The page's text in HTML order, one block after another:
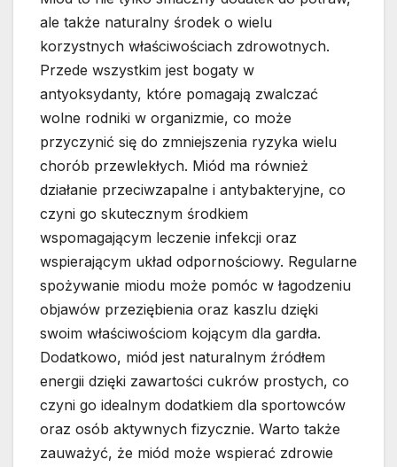
ale także naturalny środek o wielu
korzystnych właściwościach zdrowotnych.
Przede wszystkim jest bogaty w
antyoksydanty, które pomagają zwalczać
wolne rodniki w organizmie, co może
przyczynić się do zmniejszenia ryzyka wielu
chorób przewlekłych. Miód ma również
działanie przeciwzapalne i antybakteryjne, co
czyni go skutecznym środkiem
wspomagającym leczenie infekcji oraz
wspierającym układ odpornościowy. Regularne
spożywanie miodu może pomóc w łagodzeniu
objawów przeziębienia oraz kaszlu dzięki
swoim właściwościom kojącym dla gardła.
Dodatkowo, miód jest naturalnym źródłem
energii dzięki zawartości cukrów prostych, co
czyni go idealnym dodatkiem dla sportowców
oraz osób aktywnych fizycznie. Warto także
zauważyć, że miód może wspierać zdrowie